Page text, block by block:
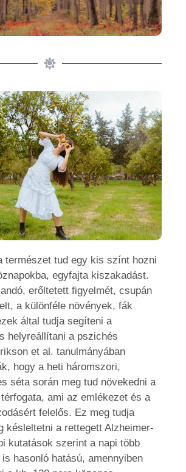
természet tud egy kis színt hozni
egyfajta kiszakadást.
erőltetett figyelmét, csupán
a különféle növények, fák
által tudja segíteni a
helyreállítani a pszichés
et al. tanulmányában
hogy a heti háromszori,
séta során meg tud növekedni a
ami az emlékezet és a
felelős. Ez meg tudja
késleltetni a rettegett Alzheimer-
kutatások szerint a napi több
hasonló hatású, amennyiben